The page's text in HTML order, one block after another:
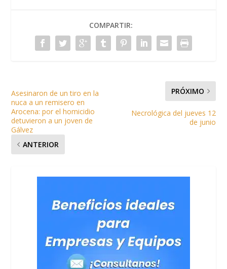
COMPARTIR:
Asesinaron de un tiro en la
nuca a un remisero en
Arocena: por el homicidio
detuvieron a un joven de
Gálvez
ANTERIOR
PRÓXIMO
Necrológica del jueves 12
de junio